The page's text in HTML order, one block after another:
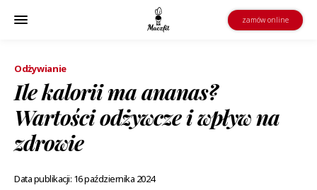
zamów online
Odżywianie
Ile kalorii ma ananas?
Wartości odżywcze i wpływ na
zdrowie
Data publikacji: 16 października 2024